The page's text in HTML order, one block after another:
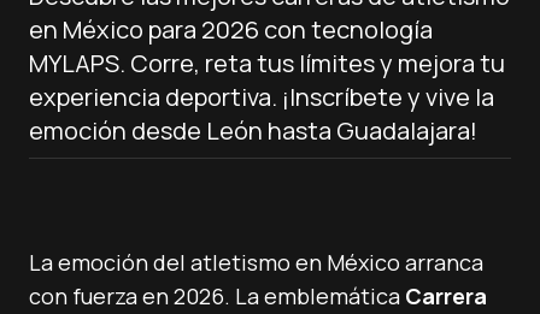
en México para 2026 con tecnología
MYLAPS. Corre, reta tus límites y mejora tu
experiencia deportiva. ¡Inscríbete y vive la
emoción desde León hasta Guadalajara!
La emoción del atletismo en México arranca
con fuerza en 2026. La emblemática Carrera